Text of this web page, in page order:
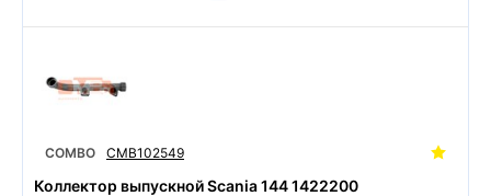
COMBO CMB102549
Коллектор выпускной Scania 144 1422200